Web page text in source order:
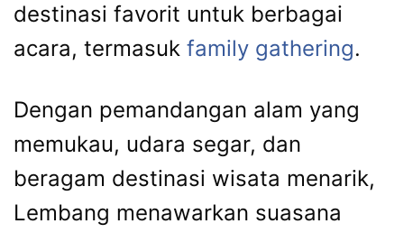
destinasi favorit untuk berbagai
acara, termasuk family gathering.
Dengan pemandangan alam yang
memukau, udara segar, dan
beragam destinasi wisata menarik,
Lembang menawarkan suasana